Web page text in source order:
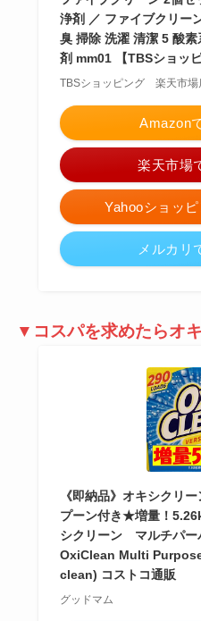
浄剤 ／ ファイブクリー
臭 掃除 洗濯 清潔 5 酸
剤 mm01 【TBSショッピ
TBSショッピング 楽天市場
Amazon
楽天市場
Yahooショッ
メルカリ
▼コスパを求めたらオ
《即納品》オキシクリ
プーン付き★増量！
シクリーン マルチパ
OxiClean Multi
clean) コストコ通販
グッドマム